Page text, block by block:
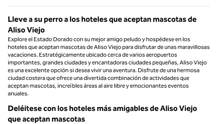
Lleve a su perro a los hoteles que aceptan mascotas de
Aliso Viejo
Explore el Estado Dorado con su mejor amigo peludo y hospédese en los
hoteles que aceptan mascotas de Aliso Viejo para disfrutar de unas maravillosas
vacaciones. Estratégicamente ubicado cerca de varios aeropuertos
importantes, grandes ciudades y encantadoras ciudades pequeñas, Aliso Viejo
es una excelente opción si desea vivir una aventura. Disfrute de una hermosa
ciudad costera que ofrece una divertida combinación de actividades que
aceptan mascotas, increíbles áreas al aire libre y emocionantes eventos
anuales.
Deléitese con los hoteles más amigables de Aliso Viejo
que aceptan mascotas